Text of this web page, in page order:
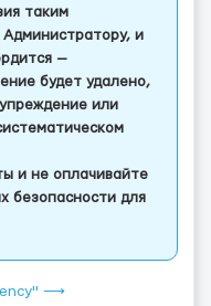
таким
и
—
будет удалено,
или
и не оплачивайте
безопасности для
⟶